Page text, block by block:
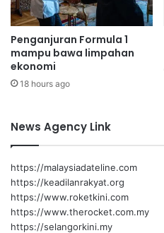
k
a
r
a
n
g
Penganjuran Formula 1
mampu bawa limpahan
ekonomi
18 hours ago
News Agency Link
https://malaysiadateline.com
https://keadilanrakyat.org
https://www.roketkini.com
https://www.therocket.com.my
https://selangorkini.my